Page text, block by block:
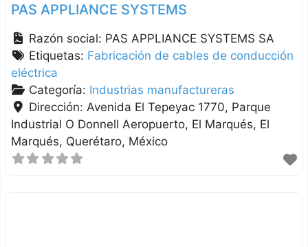
PAS APPLIANCE SYSTEMS
Razón social: PAS APPLIANCE SYSTEMS SA
Etiquetas: Fabricación de cables de conducción
eléctrica
Categoría: Industrias manufactureras
Dirección: Avenida El Tepeyac 1770, Parque
Industrial O Donnell Aeropuerto, El Marqués El
Marqués Querétaro México